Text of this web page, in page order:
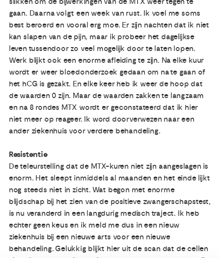
gaan. Daarna volgt een week van rust. Ik voel me soms
best beroerd en vooral erg moe. Er zijn nachten dat ik niet
kan slapen van de pijn, maar ik probeer het dagelijkse
leven tussendoor zo veel mogelijk door te laten lopen.
Werk blijkt ook een enorme afleiding te zijn. Na elke kuur
wordt er weer bloedonderzoek gedaan om na te gaan of
het hCG is gezakt. En elke keer heb ik weer de hoop dat
de waarden 0 zijn. Maar de waarden zakken te langzaam
en na 8 rondes MTX wordt er geconstateerd dat ik hier
niet meer op reageer. Ik word doorverwezen naar een
ander ziekenhuis voor verdere behandeling.
Resistentie
De teleurstelling dat de MTX-kuren niet zijn aangeslagen is
enorm. Het sleept inmiddels al maanden en het einde lijkt
nog steeds niet in zicht. Wat begon met enorme
blijdschap bij het zien van de positieve zwangerschapstest,
is nu veranderd in een langdurig medisch traject. Ik heb
echter geen keus en ik meld me dus in een nieuw
ziekenhuis bij een nieuwe arts voor een nieuwe
behandeling. Gelukkig blijkt hier uit de scan dat de cellen